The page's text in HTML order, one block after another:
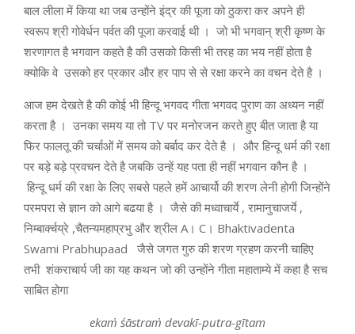
बाल लीला में किया था जब उन्होंने इंद्र की पूजा को ठुकरा कर अपने ही
स्वरूप श्री गोवेर्धन पर्वत की पूजा करवाई थी । जो भी भगवान् श्री कृष्ण के
शरणागत है भगवान कहते है की उसको किसी भी तरह का भय नहीं होता है
क्योकि वे उसको हर प्रकार और हर पाप से से रक्षा करने का वचन देते है ।
आज हम देखते है की कोई भी हिन्दू भगवद गीता भगवद पुराण का अध्यन नहीं
करता है । उनका समय या तो TV पर मनोरजन करते हुए बीत जाता है या
फिर फालतू की चर्चाओं में समय को बर्बाद कर देते है । और हिन्दू धर्म की रक्षा
पर बड़े बड़े प्रवचन देते है जबकि उन्हें यह पता ही नहीं भगवान कौन है ।
हिन्दू धर्म की रक्षा के लिए सबसे पहले हमें आचार्यो की शरण लेनी होगी जिन्होंने
परमपरा से ज्ञान को आगे बढया है । जैसे की मध्वाचार्ये , रामानुचाजर्ये ,
निम्बार्क्चय्रे ,चैतन्यमहाप्रभु और श्रील A। C। Bhaktivadenta
Swami Prabhupaad जैसे जगत गुरु की शरण ग्रहण करनी चाहिए
तभी शंकराचार्य जी का यह कथन जो की उन्होंने गीता महाताम्ये में कहा है सच
साबित होगा
ekaṁ śāstraṁ devakī-putra-gītam